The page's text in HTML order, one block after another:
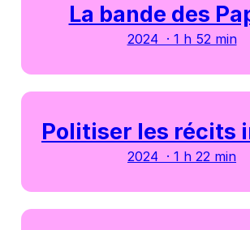
La bande des
2024 · 1 h 52 min
Politiser les récits
2024 · 1 h 22 min